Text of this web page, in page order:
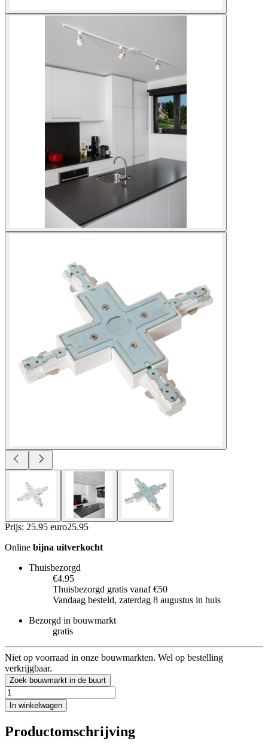
Prijs: 25.95 euro25.95
Online bijna uitverkocht
Thuisbezorgd
€4.95
Thuisbezorgd gratis vanaf €50
Vandaag besteld, zaterdag 8 augustus in huis
Bezorgd in bouwmarkt
gratis
Niet op voorraad in onze bouwmarkten. Wel op bestelling
verkrijgbaar.
Zoek bouwmarkt in de buurt
In winkelwagen
Productomschrijving